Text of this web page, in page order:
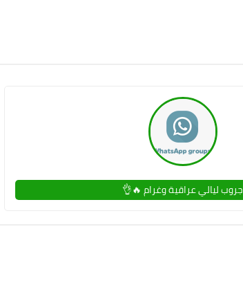
جروب ليالي عراقية وغرام 🔥👌